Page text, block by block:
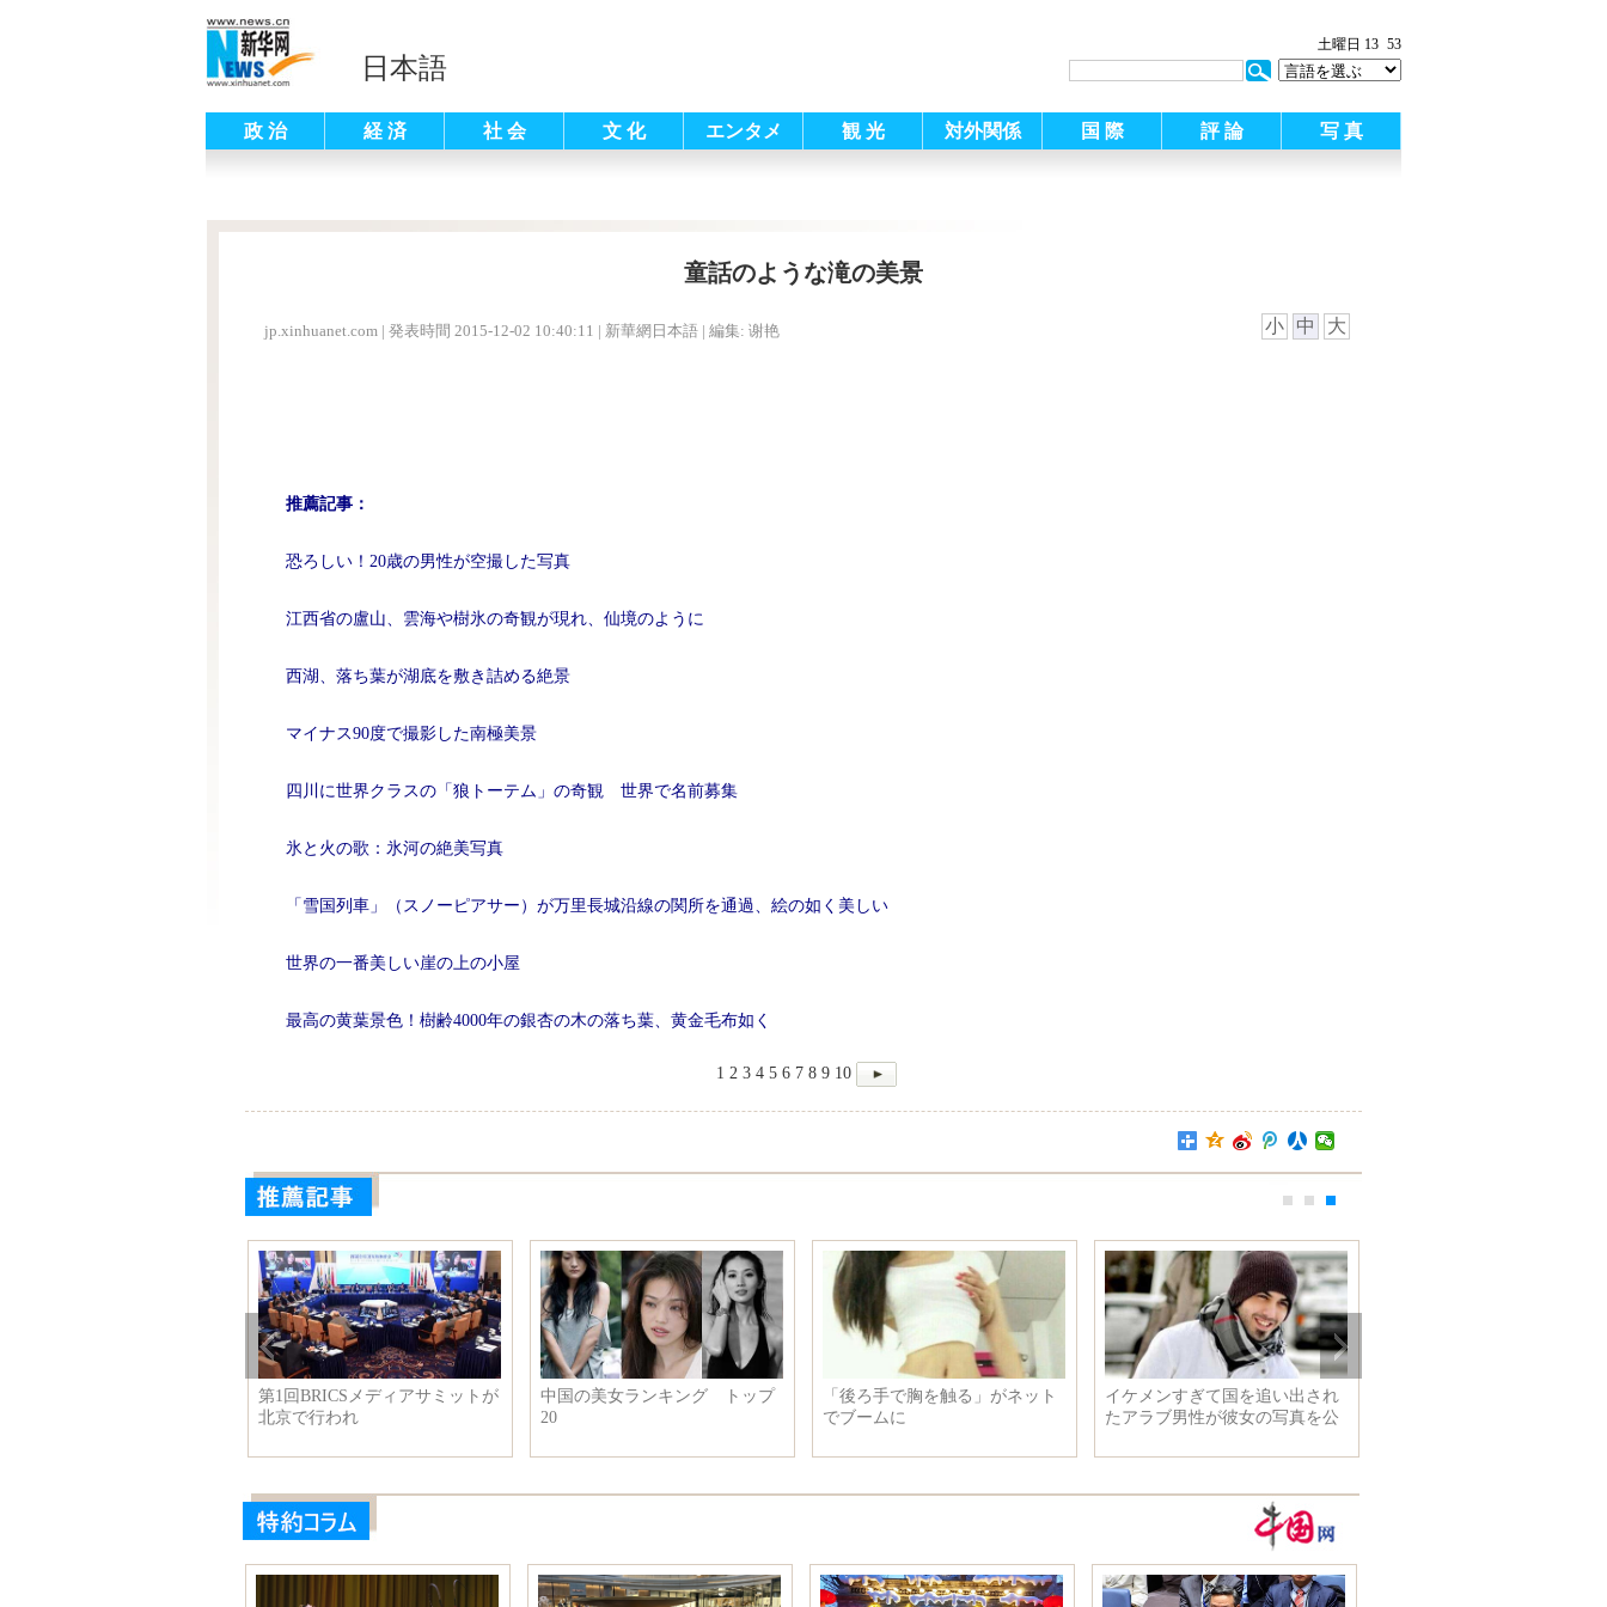
日本語
土曜日 13 53
政 治 経 済 社 会 文 化 エンタメ 観 光 対外関係 国 際 評 論 写 真
童話のような滝の美景
jp.xinhuanet.com | 発表時間 2015-12-02 10:40:11 | 新華網日本語 | 編集: 谢艳 小 中 大
推薦記事：
恐ろしい！20歳の男性が空撮した写真
江西省の盧山、雲海や樹氷の奇観が現れ、仙境のように
西湖、落ち葉が湖底を敷き詰める絶景
マイナス90度で撮影した南極美景
四川に世界クラスの「狼トーテム」の奇観 世界で名前募集
氷と火の歌：氷河の絶美写真
「雪国列車」（スノーピアサー）が万里長城沿線の関所を通過、絵の如く美しい
世界の一番美しい崖の上の小屋
最高の黄葉景色！樹齢4000年の銀杏の木の落ち葉、黄金毛布如く
1 2 3 4 5 6 7 8 9 10
第1回BRICSメディアサミットが
北京で行われ
中国の美女ランキング トップ
20
「後ろ手で胸を触る」がネット
でブームに
イケメンすぎて国を追い出され
たアラブ男性が彼女の写真を公